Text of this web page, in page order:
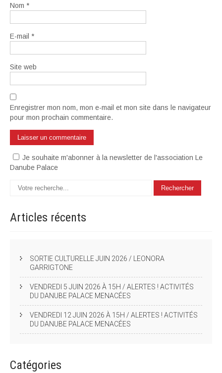
Nom *
E-mail *
Site web
Enregistrer mon nom, mon e-mail et mon site dans le navigateur
pour mon prochain commentaire.
Je souhaite m'abonner à la newsletter de l'association Le
Danube Palace
Articles récents
SORTIE CULTURELLE JUIN 2026 / LEONORA
GARRIGTONE
VENDREDI 5 JUIN 2026 À 15H / ALERTES ! ACTIVITÉS
DU DANUBE PALACE MENACÉES
VENDREDI 12 JUIN 2026 À 15H / ALERTES ! ACTIVITÉS
DU DANUBE PALACE MENACÉES
Catégories